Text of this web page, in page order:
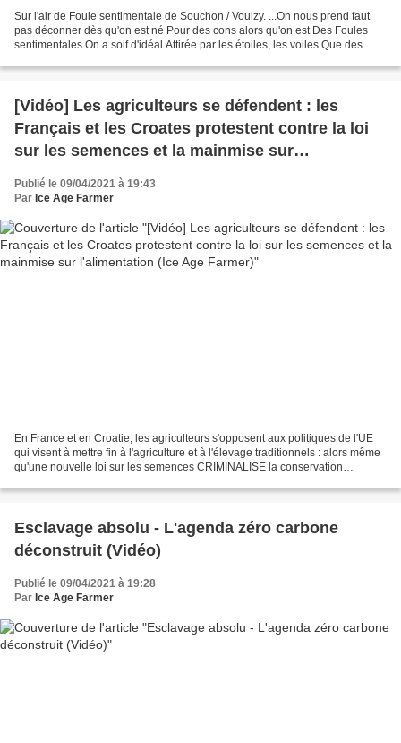
Sur l'air de Foule sentimentale de Souchon / Voulzy. ...On nous prend faut
pas déconner dès qu'on est né Pour des cons alors qu'on est Des Foules
sentimentales On a soif d'idéal Attirée par les étoiles, les voiles Que des
[Vidéo] Les agriculteurs se défendent : les
Français et les Croates protestent contre la loi
sur les semences et la mainmise sur
l'alimentation (Ice Age Farmer)
Publié le 09/04/2021 à 19:43
Par Ice Age Farmer
En France et en Croatie, les agriculteurs s'opposent aux politiques de l'UE
qui visent à mettre fin à l'agriculture et à l'élevage traditionnels : alors même
qu'une nouvelle loi sur les semences CRIMINALISE la conservation
Esclavage absolu - L'agenda zéro carbone
déconstruit (Vidéo)
Publié le 09/04/2021 à 19:28
Par Ice Age Farmer